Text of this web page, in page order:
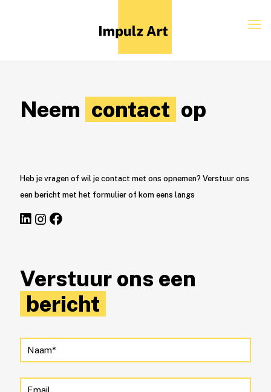
Neem contact op
Heb je vragen of wil je contact met ons opnemen? Verstuur ons
een bericht met het formulier of kom eens langs
Verstuur ons een
bericht